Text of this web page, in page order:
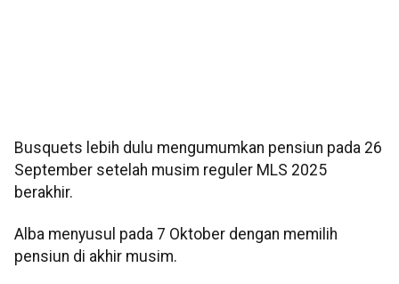
Busquets lebih dulu mengumumkan pensiun pada 26
September setelah musim reguler MLS 2025
berakhir.
Alba menyusul pada 7 Oktober dengan memilih
pensiun di akhir musim.